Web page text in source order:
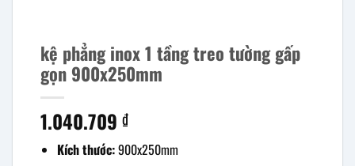
kệ phẳng inox 1 tầng treo tường gấp
gọn 900x250mm
1.040.709 ₫
Kích thước:900x250mm